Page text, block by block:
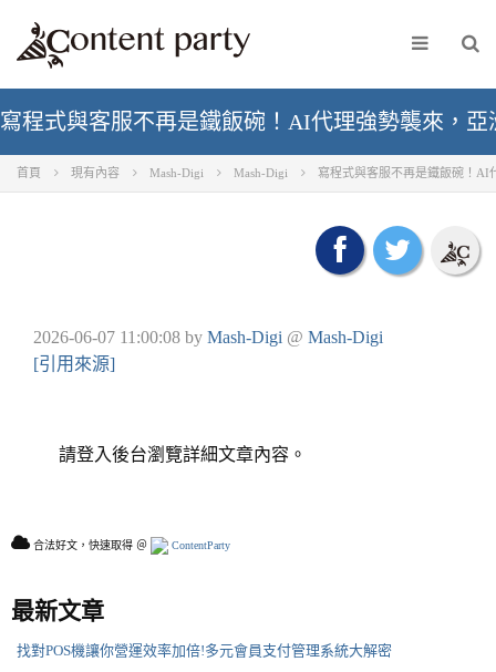
寫程式與客服不再是鐵飯碗！AI代理強勢襲來，
首頁 現有內容 Mash-Digi Mash-Digi 寫程式與客服不再是鐵飯碗！AI
2026-06-07 11:00:08 by Mash-Digi @ Mash-Digi
[引用來源]
請登入後台瀏覽詳細文章內容。
合法好文，快速取得 ＠ ContentParty
最新文章
找對POS機讓你營運效率加倍!多元會員支付管理系統大解密